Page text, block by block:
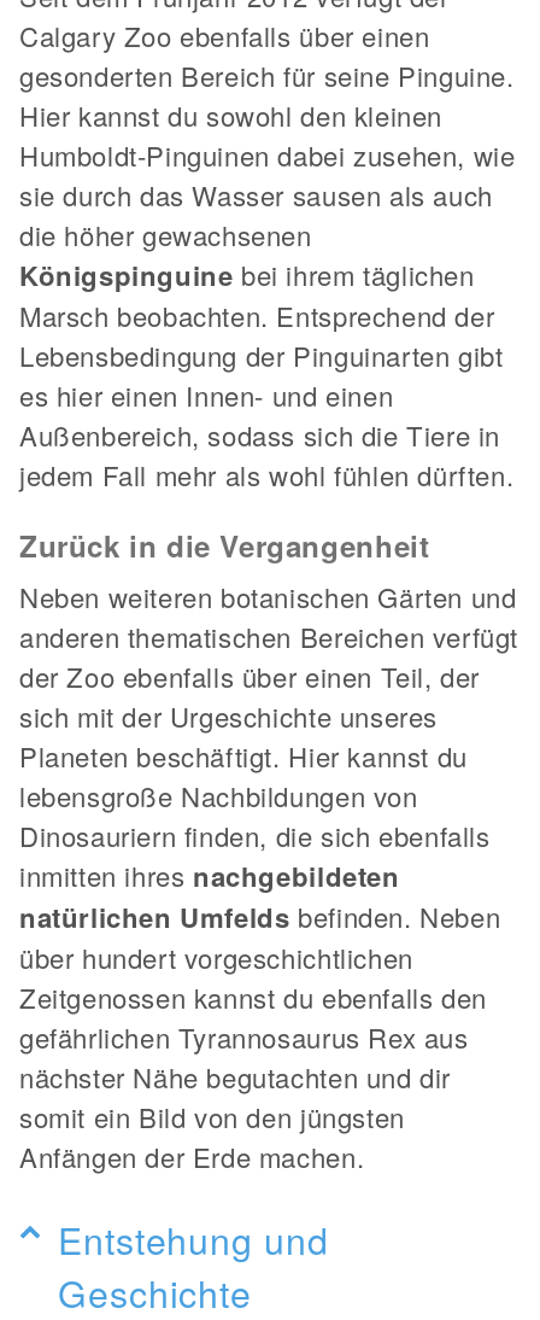
Calgary Zoo ebenfalls über einen
gesonderten Bereich für seine Pinguine.
Hier kannst du sowohl den kleinen
Humboldt-Pinguinen dabei zusehen, wie
sie durch das Wasser sausen als auch
die höher gewachsenen
Königspinguine bei ihrem täglichen
Marsch beobachten. Entsprechend der
Lebensbedingung der Pinguinarten gibt
es hier einen Innen- und einen
Außenbereich, sodass sich die Tiere in
jedem Fall mehr als wohl fühlen dürften.
Zurück in die Vergangenheit
Neben weiteren botanischen Gärten und
anderen thematischen Bereichen verfügt
der Zoo ebenfalls über einen Teil, der
sich mit der Urgeschichte unseres
Planeten beschäftigt. Hier kannst du
lebensgroße Nachbildungen von
Dinosauriern finden, die sich ebenfalls
inmitten ihres nachgebildeten
natürlichen Umfelds befinden. Neben
über hundert vorgeschichtlichen
Zeitgenossen kannst du ebenfalls den
gefährlichen Tyrannosaurus Rex aus
nächster Nähe begutachten und dir
somit ein Bild von den jüngsten
Anfängen der Erde machen.
Entstehung und
Geschichte